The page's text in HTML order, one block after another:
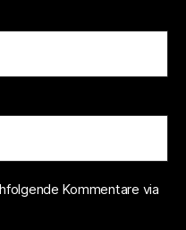
Kommentare via